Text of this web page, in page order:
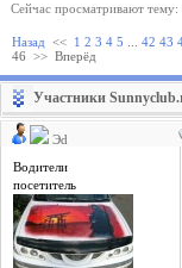
Сейчас просматривают тему:
Назад << 1 2 3 4 5 42 43
46 >> Вперёд
Участники
Эd
Водители
посетитель